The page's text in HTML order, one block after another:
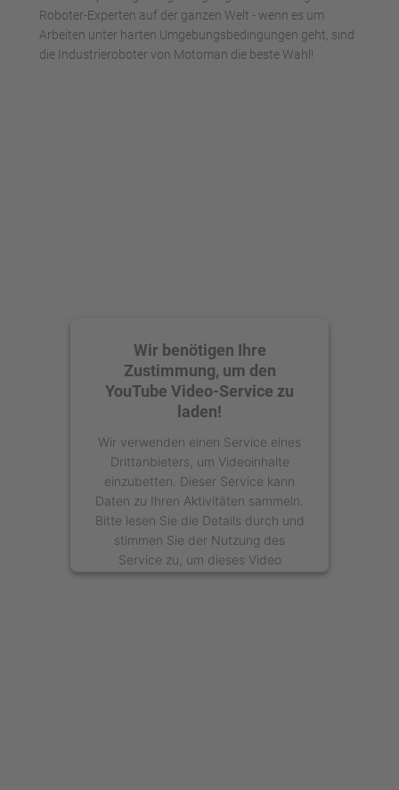
Roboter-Experten auf der ganzen Welt - wenn es um
Arbeiten unter harten Umgebungsbedingungen geht, sind
die Industrieroboter von Motoman die beste Wahl!
Wir benötigen Ihre
Zustimmung, um den
YouTube Video-Service zu
laden!
Wir verwenden einen Service eines
Drittanbieters, um Videoinhalte
einzubetten. Dieser Service kann
Daten zu Ihren Aktivitäten sammeln.
Bitte lesen Sie die Details durch und
stimmen Sie der Nutzung des
Service zu, um dieses Video
anzusehen.